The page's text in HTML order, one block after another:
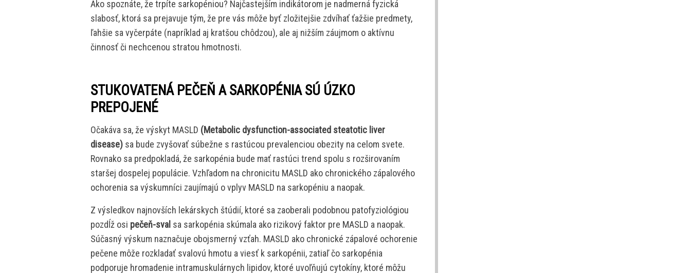
Ako spoznáte, že trpíte sarkopéniou? Najčastejším indikátorom je nadmerná fyzická
slabosť, ktorá sa prejavuje tým, že pre vás môže byť zložitejšie zdvíhať ťažšie predmety,
ľahšie sa vyčerpáte (napríklad aj kratšou chôdzou), ale aj nižším záujmom o aktívnu
činnosť či nechcenou stratou hmotnosti.
STUKOVATENÁ PEČEŇ A SARKOPÉNIA SÚ ÚZKO
PREPOJENÉ
Očakáva sa, že výskyt MASLD (Metabolic dysfunction-associated steatotic liver
disease) sa bude zvyšovať súbežne s rastúcou prevalenciou obezity na celom svete.
Rovnako sa predpokladá, že sarkopénia bude mať rastúci trend spolu s rozširovaním
staršej dospelej populácie. Vzhľadom na chronicitu MASLD ako chronického zápalového
ochorenia sa výskumníci zaujímajú o vplyv MASLD na sarkopéniu a naopak.
Z výsledkov najnovších lekárskych štúdií, ktoré sa zaoberali podobnou patofyziológiou
pozdĺž osi pečeň-sval sa sarkopénia skúmala ako rizikový faktor pre MASLD a naopak.
Súčasný výskum naznačuje obojsmerný vzťah. MASLD ako chronické zápalové ochorenie
pečene môže rozkladať svalovú hmotu a viesť k sarkopénii, zatiaľ čo sarkopénia
podporuje hromadenie intramuskulárnych lipidov, ktoré uvoľňujú cytokíny, ktoré môžu